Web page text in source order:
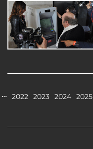
… 2022 2023 2024 2025